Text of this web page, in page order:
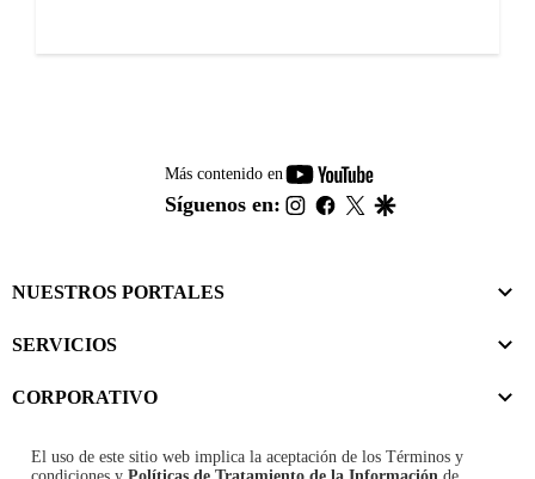
Más contenido en
youtube-
footer
Síguenos en: instagram
facebook
twitter
NUESTROS PORTALES
SERVICIOS
CORPORATIVO
El uso de este sitio web implica la aceptación de los Términos y